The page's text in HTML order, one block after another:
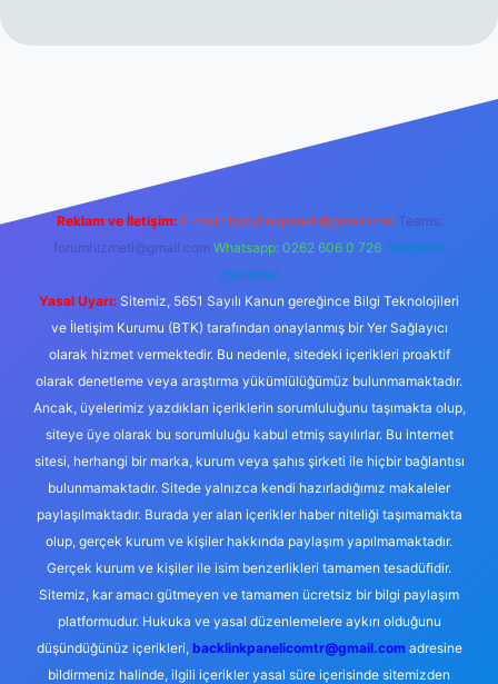
Reklam ve İletişim: E-mail: backlinkpaneli@gmail.com Teams:
forumhizmeti@gmail.com Whatsapp: 0262 606 0 726 Telegram:
@karabul
Yasal Uyarı: Sitemiz, 5651 Sayılı Kanun gereğince Bilgi Teknolojileri
ve İletişim Kurumu (BTK) tarafından onaylanmış bir Yer Sağlayıcı
olarak hizmet vermektedir. Bu nedenle, sitedeki içerikleri proaktif
olarak denetleme veya araştırma yükümlülüğümüz bulunmamaktadır.
Ancak, üyelerimiz yazdıkları içeriklerin sorumluluğunu taşımakta olup,
siteye üye olarak bu sorumluluğu kabul etmiş sayılırlar. Bu internet
sitesi, herhangi bir marka, kurum veya şahıs şirketi ile hiçbir bağlantısı
bulunmamaktadır. Sitede yalnızca kendi hazırladığımız makaleler
paylaşılmaktadır. Burada yer alan içerikler haber niteliği taşımamakta
olup, gerçek kurum ve kişiler hakkında paylaşım yapılmamaktadır.
Gerçek kurum ve kişiler ile isim benzerlikleri tamamen tesadüfidir.
Sitemiz, kar amacı gütmeyen ve tamamen ücretsiz bir bilgi paylaşım
platformudur. Hukuka ve yasal düzenlemelere aykırı olduğunu
düşündüğünüz içerikleri, backlinkpanelicomtr@gmail.comadresine
bildirmeniz halinde, ilgili içerikler yasal süre içerisinde sitemizden